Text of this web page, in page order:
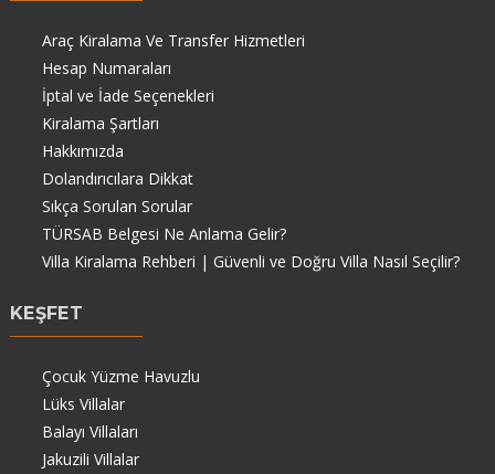
Araç Kiralama Ve Transfer Hizmetleri
Hesap Numaraları
İptal ve İade Seçenekleri
Kiralama Şartları
Hakkımızda
Dolandırıcılara Dikkat
Sıkça Sorulan Sorular
TÜRSAB Belgesi Ne Anlama Gelir?
Villa Kiralama Rehberi | Güvenli ve Doğru Villa Nasıl Seçilir?
KEŞFET
Çocuk Yüzme Havuzlu
Lüks Villalar
Balayı Villaları
Jakuzili Villalar